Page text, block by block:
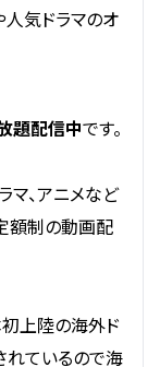
気ドラマのオ
題配信中です。
、アニメなど
額制の動画配
上陸の海外ド
れているので海